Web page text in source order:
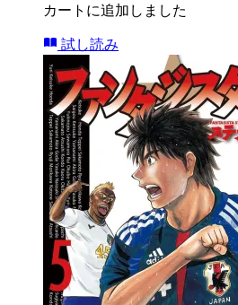
カートに追加しました
試し読み